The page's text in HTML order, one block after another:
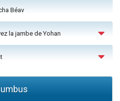
Béav
la jambe de Yohan